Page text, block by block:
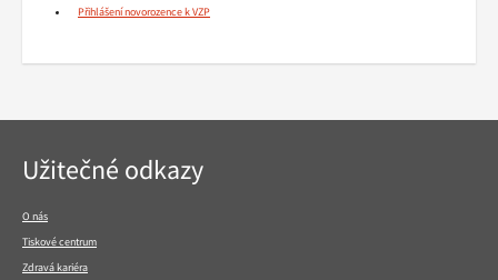
Přihlášení novorozence k VZP
Navigace
v
Užitečné odkazy
O nás
Tiskové centrum
Zdravá kariéra